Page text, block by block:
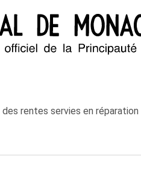
rentes servies en